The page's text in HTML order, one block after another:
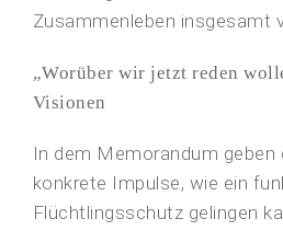
Zusammenleben insgesamt
„Worüber wir jetzt reden
Visionen
In dem Memorandum geben
konkrete Impulse, wie ein
Flüchtlingsschutz gelingen